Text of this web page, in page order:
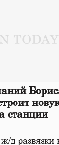
станции
д развязки